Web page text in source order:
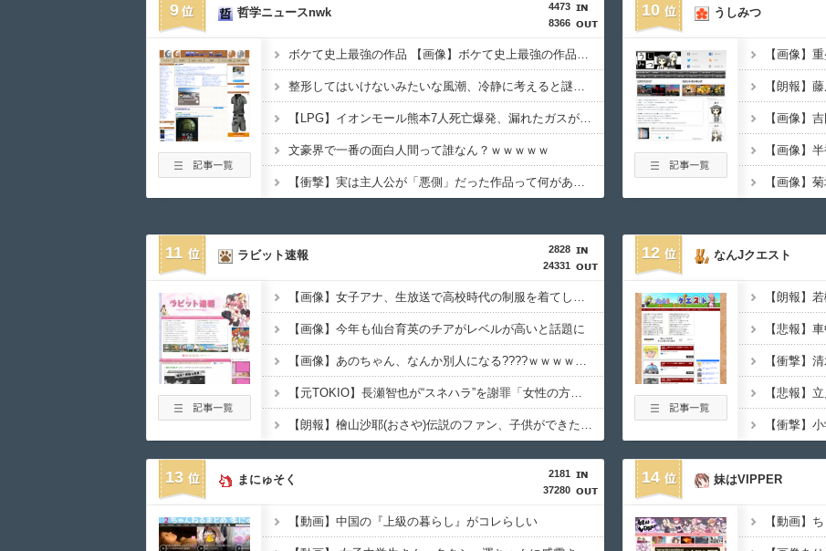
9
4473
8366
哲学ニュースnwk
ボケて史上最強の作品 【画像】ボケて史上最強の作品、ついに決まるｗｗｗｗｗｗｗｗ
整形してはいけないみたいな風潮、冷静に考えると謎だよな
【LPG】イオンモール熊本7人死亡爆発、漏れたガスが施設内に滞留か 経産省が全国の大規模施設に点検要請
文豪界で一番の面白人間って誰なん？ｗｗｗｗｗ
【衝撃】実は主人公が「悪側」だった作品って何がある？
10 うしみつ
11
2828
24331
ラビット速報
【画像】女子アナ、生放送で高校時代の制服を着てしまうｗｗｗｗｗｗｗｗｗｗｗｗｗｗｗ
【画像】今年も仙台育英のチアがレベルが高いと話題に
【画像】あのちゃん、なんか別人になる????ｗｗｗｗｗｗｗｗｗｗ
【元TOKIO】長瀬智也が“スネハラ”を謝罪「女性の方々に多大なる不快な思いを…」
【朗報】檜山沙耶(おさや)伝説のファン、子供ができたおさやへの正直な気持ちを語るwwwww
12 なんJクエスト
13
2181
37280
まにゅそく
【動画】中国の『上級の暮らし』がコレらしい
14 妹はVIPPER